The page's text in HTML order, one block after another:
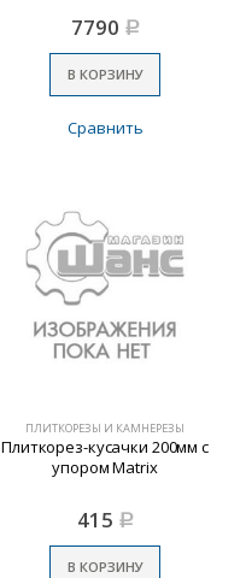
7790 Р
В КОРЗИНУ
Сравнить
ПЛИТКОРЕЗЫ И КАМНЕРЕЗЫ
Плиткорез-кусачки 200мм с
упором Matrix
415 Р
В КОРЗИНУ